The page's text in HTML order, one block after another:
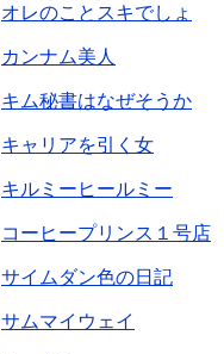
オレのことスキでしょ
カンナム美人
キム秘書はなぜそうか
キャリアを引く女
キルミーヒールミー
コーヒープリンス１号店
サイムダン色の日記
サムマイウェイ